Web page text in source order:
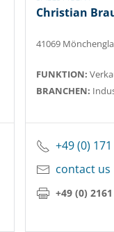
Christian
41069
FUNKTION:
BRANCHEN:
+49 (0)
contact us
+49 (0)